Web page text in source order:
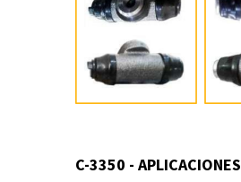
C-3350 - APLICACIONES